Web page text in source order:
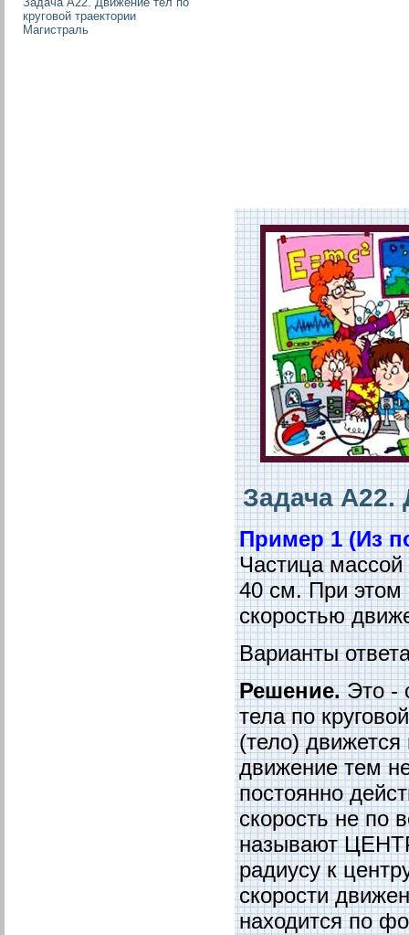
Задача А22.
Пример 1 (Из
Частица
40 см. При этом
скоростью
Варианты
Решение.Это -
тела по
(тело) движется
движение тем
постоянно
скорость не по
называют
радиусу к
скорости
находится по
круговой траектории
Магистраль